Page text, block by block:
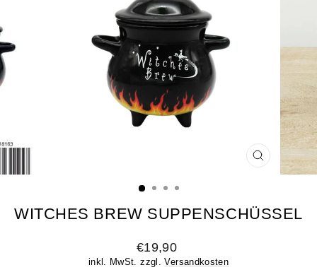
ESC)
WITCHES BREW SUPPENSCHÜSSEL
Normaler
Preis
€19,90
inkl. MwSt. zzgl.Versandkosten